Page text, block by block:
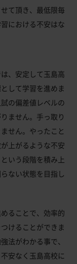
て頂き、最低限毎
における不安はな
、安定して玉島高
して学習を進めま
の偏差値レベルの
ません。手っ取り
せん。やったこと
上がるような不安
いう段階を積み上
ない状態を目指し
ることで、効率的
けることができま
法がわかる事で、
安なく玉島高校に